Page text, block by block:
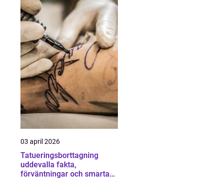
03 april 2026
Tatueringsborttagning
uddevalla fakta,
förväntningar och smarta